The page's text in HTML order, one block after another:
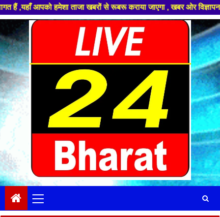
हमेशा ताजा खबरों से रूबरू कराया जाएगा , खबर ओर विज्ञापन के लिए
to
content
Menu